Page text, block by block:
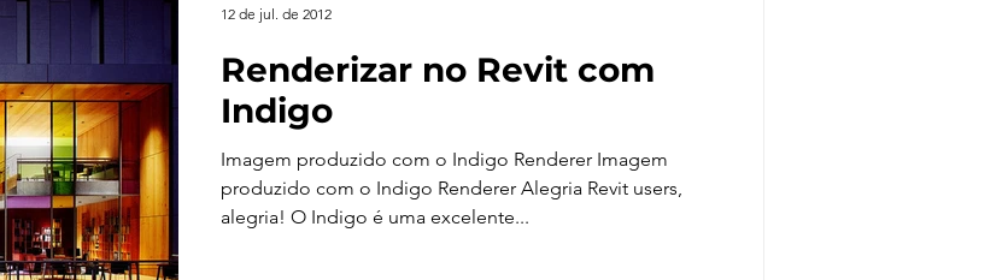
CAD Downloads Blender Enscape SketchUp
Lumion Corona Render Photoshop Viver de 3D Twinmotion
Renderizar no Revit com
Indigo
Imagem produzido com o Indigo Renderer Imagem
produzido com o Indigo Renderer Alegria Revit users,
alegria! O Indigo é uma excelente...
12 de jul. de 2012